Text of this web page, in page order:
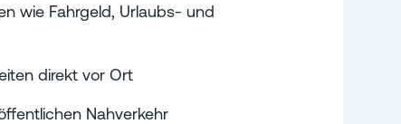
wie Fahrgeld, Urlaubs- und
direkt vor Ort
Nahverkehr